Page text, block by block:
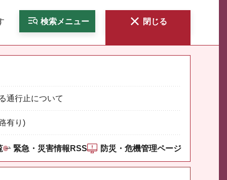
検索メニュー 閉じる
通行止について
有り)
緊急・災害情報RSS 防災・危機管理ページ